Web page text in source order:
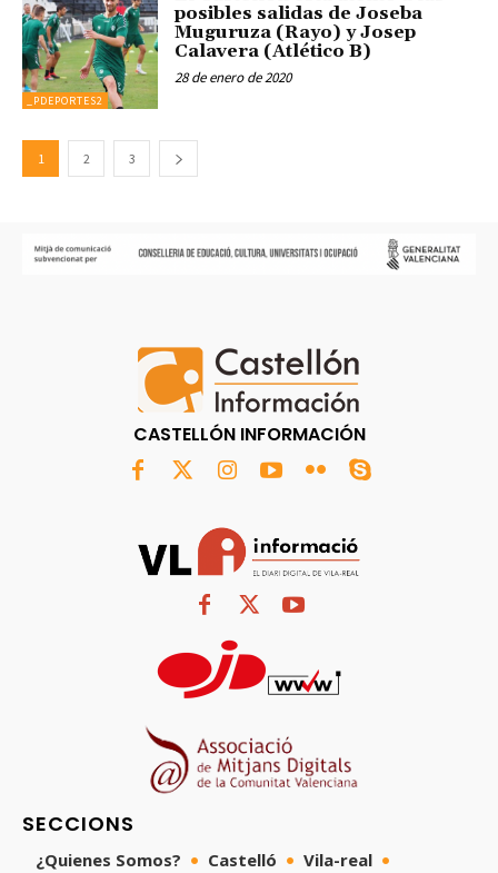
_PDEPORTES2
posibles salidas de Joseba
Muguruza (Rayo) y Josep
Calavera (Atlético B)
28 de enero de 2020
1 2 3
CASTELLÓN INFORMACIÓN
SECCIONS
¿Quienes Somos? Castelló
Vila-real